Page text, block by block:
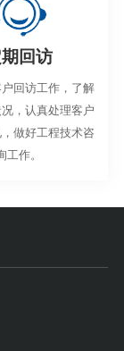
回访
回访工作，了解
，认真处理客户
做好工程技术咨
工作。